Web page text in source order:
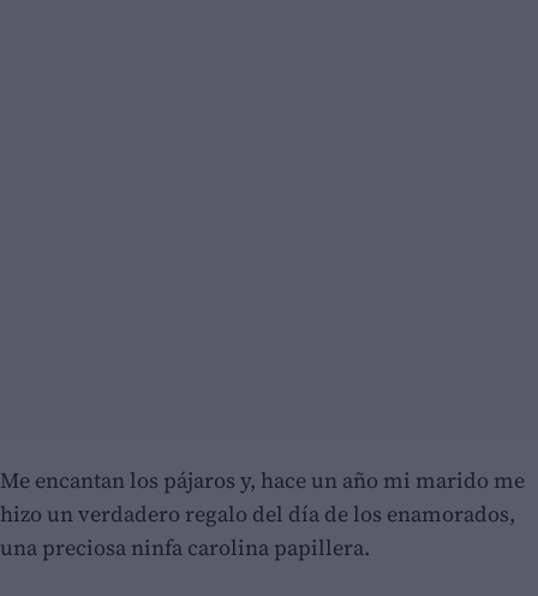
Me encantan los pájaros y, hace un año mi marido me
hizo un verdadero regalo del día de los enamorados,
una preciosa ninfa carolina papillera.